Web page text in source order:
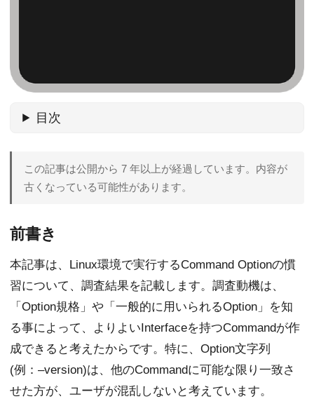
目次
この記事は公開から 7 年以上が経過しています。内容が
古くなっている可能性があります。
前書き
本記事は、Linux環境で実行するCommand Optionの慣
習について、調査結果を記載します。調査動機は、
「Option規格」や「一般的に用いられるOption」を知
る事によって、よりよいInterfaceを持つCommandが作
成できると考えたからです。特に、Option文字列
(例：–version)は、他のCommandに可能な限り一致さ
せた方が、ユーザが混乱しないと考えています。